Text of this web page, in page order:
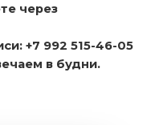
через
+7 992 515-46-05
в будни.